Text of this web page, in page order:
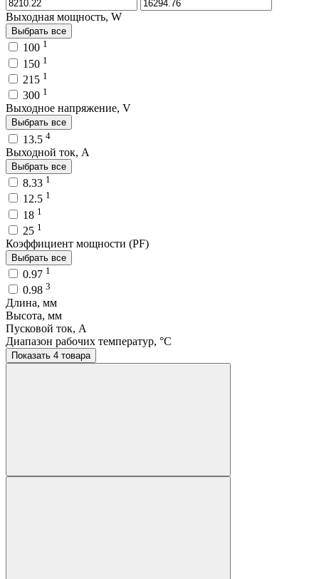
Выходная мощность, W
Выбрать все
100 1
150 1
215 1
300 1
Выходное напряжение, V
Выбрать все
13.5 4
Выходной ток, A
Выбрать все
8.33 1
12.5 1
18 1
25 1
Коэффициент мощности (PF)
Выбрать все
0.97 1
0.98 3
Длина, мм
Высота, мм
Пусковой ток, A
Диапазон рабочих температур, °C
Показать 4 товара